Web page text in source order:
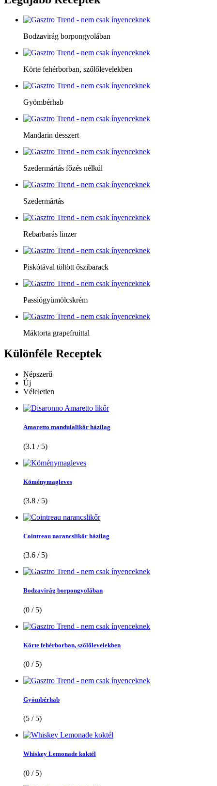
Bodzavirág borpongyolában
Körte fehérborban, szőlőlevelekben
Gyömbérhab
Mandarin desszert
Szedermártás főzés nélkül
Szedermártás
Rebarbarás linzer
Piskótával töltött őszibarack
Passiógyümölcskrém
Máktorta grapefruittal
Különféle Receptek
Népszerű
Új
Véleletlen
Amaretto mandulalikőr házilag
(3.1 / 5)
Köménymagleves
(3.8 / 5)
Cointreau narancslikőr házilag
(3.6 / 5)
Bodzavirág borpongyolában
(0 / 5)
Körte fehérborban, szőlőlevelekben
(0 / 5)
Gyömbérhab
(5 / 5)
Whiskey Lemonade koktél
(0 / 5)